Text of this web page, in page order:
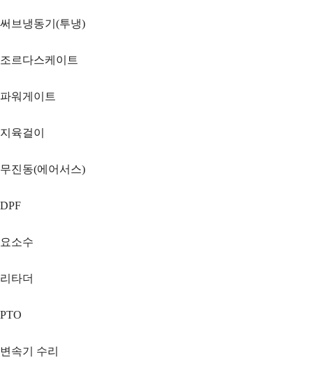
써브냉동기(투냉)
조르다스케이트
파워게이트
지육걸이
무진동(에어서스)
DPF
요소수
리타더
PTO
변속기 수리